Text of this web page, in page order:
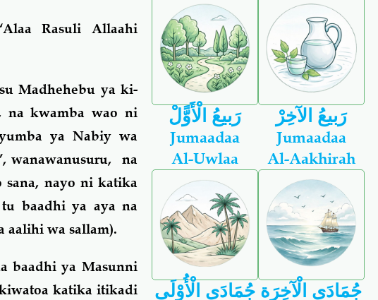
Rasuli Allaahi
Madhehebu ya ki-
na kwamba wao ni
ya Nabiy wa
wanawanusuru, na
sana, nayo ni katika
baadhi ya aya na
aalihi wa sallam).
baadhi ya Masunni
katika itikadi
رَبيعُ الْأَوًّلْ رَبيعُ الآخِرْ
Jumaadaa
Al-Uwlaa
جُمَادَى الْأُوْلَى
Jumaadaa
Al-Aakhirah
جُمَادَى الْآخِرَة